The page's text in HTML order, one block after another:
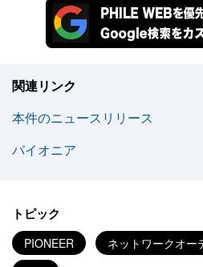
関連リンク
本件のニュースリリース
パイオニア
トピック
PIONEER
ネットワークオー